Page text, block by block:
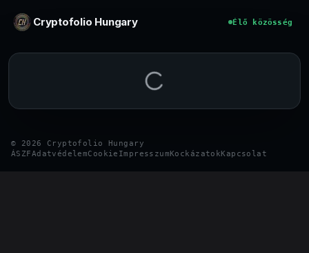
Cryptofolio Hungary Élő közösség
© 2026
Cryptofolio Hungary
ÁSZFAdatvédelemCookie ImpresszumKockázatokKapcsolat